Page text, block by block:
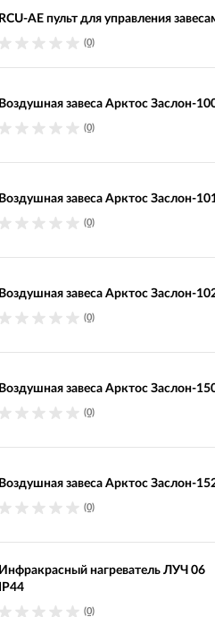
RCU-AE пульт для управления
(0)
Воздушная завеса Арктос Заслон-
(0)
Воздушная завеса Арктос Заслон-
(0)
Воздушная завеса Арктос Заслон-
(0)
Воздушная завеса Арктос Заслон-
(0)
Воздушная завеса Арктос Заслон-
(0)
Инфракрасный нагреватель ЛУЧ 06
IP44
(0)